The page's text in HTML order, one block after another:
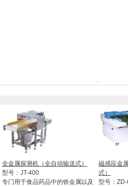
全金属探测机（全自动输送式）
型号：JT-400
专门用于食品药品中的铁金属以及
磁感应金
式）
型号：